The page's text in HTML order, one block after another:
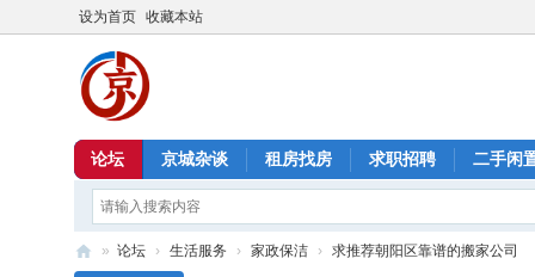
设为首页 收藏本站
论坛 京城杂谈 租房找房 求职招聘 二手闲
» 论坛 › 生活服务 › 家政保洁 › 求推荐朝阳区靠谱的搬家公司